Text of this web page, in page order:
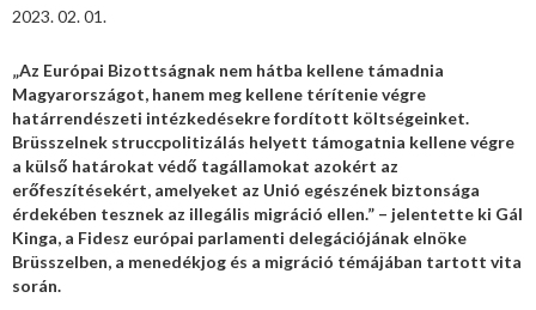
2023. 02. 01.
„Az Európai Bizottságnak nem hátba kellene támadnia
Magyarországot, hanem meg kellene térítenie végre
határrendészeti intézkedésekre fordított költségeinket.
Brüsszelnek struccpolitizálás helyett támogatnia kellene végre
a külső határokat védő tagállamokat azokért az
erőfeszítésekért, amelyeket az Unió egészének biztonsága
érdekében tesznek az illegális migráció ellen.” – jelentette ki Gál
Kinga, a Fidesz európai parlamenti delegációjának elnöke
Brüsszelben, a menedékjog és a migráció témájában tartott vita
során.